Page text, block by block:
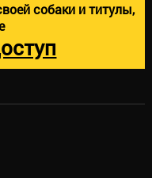
собаки и титулы,